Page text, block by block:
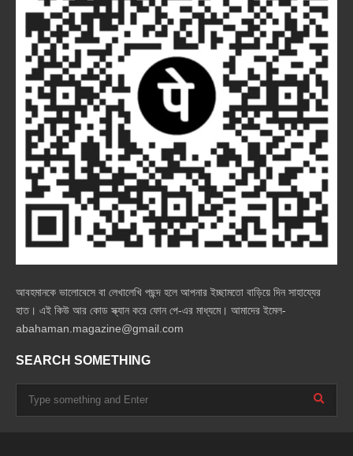
আবহমানকে ভালোবেসে বা লেখালেখি পছন্দ হলে আপনার ইচ্ছামতো বাড়িয়ে দিন সাহায্যের
হাত। এই কিউ আর কোড স্ক্যান করে ফোন পে-এর মাধ্যমে। আমাদের ইমেল-
abahaman.magazine@gmail.com
SEARCH SOMETHING